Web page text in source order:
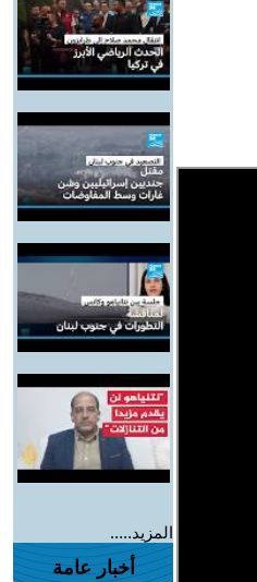
المزيد.....
أخبار عامة